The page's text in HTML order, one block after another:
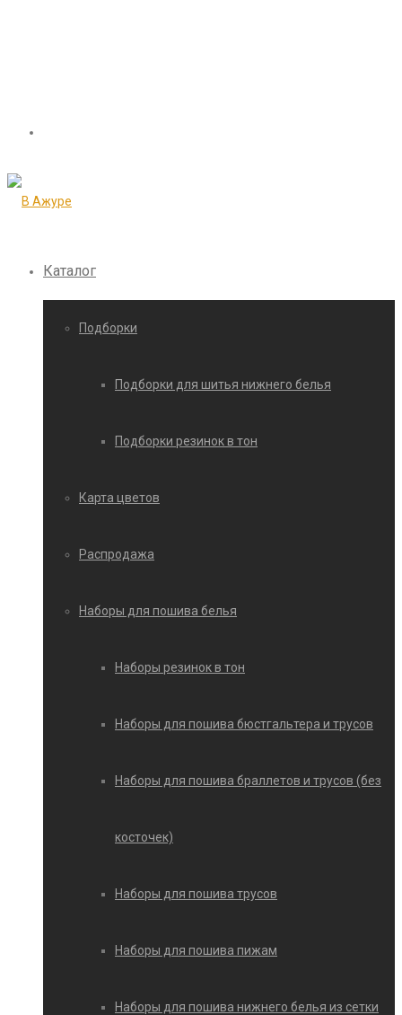
Каталог
Подборки
Подборки для шитья нижнего белья
Подборки резинок в тон
Карта цветов
Распродажа
Наборы для пошива белья
Наборы резинок в тон
Наборы для пошива бюстгальтера и трусов
Наборы для пошива браллетов и трусов (без
косточек)
Наборы для пошива трусов
Наборы для пошива пижам
Наборы для пошива нижнего белья из сетки